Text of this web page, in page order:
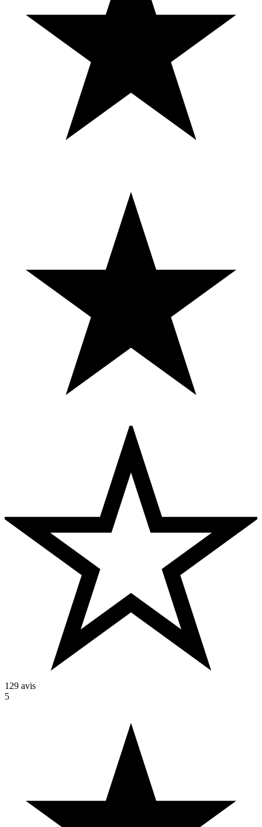
129 avis
5